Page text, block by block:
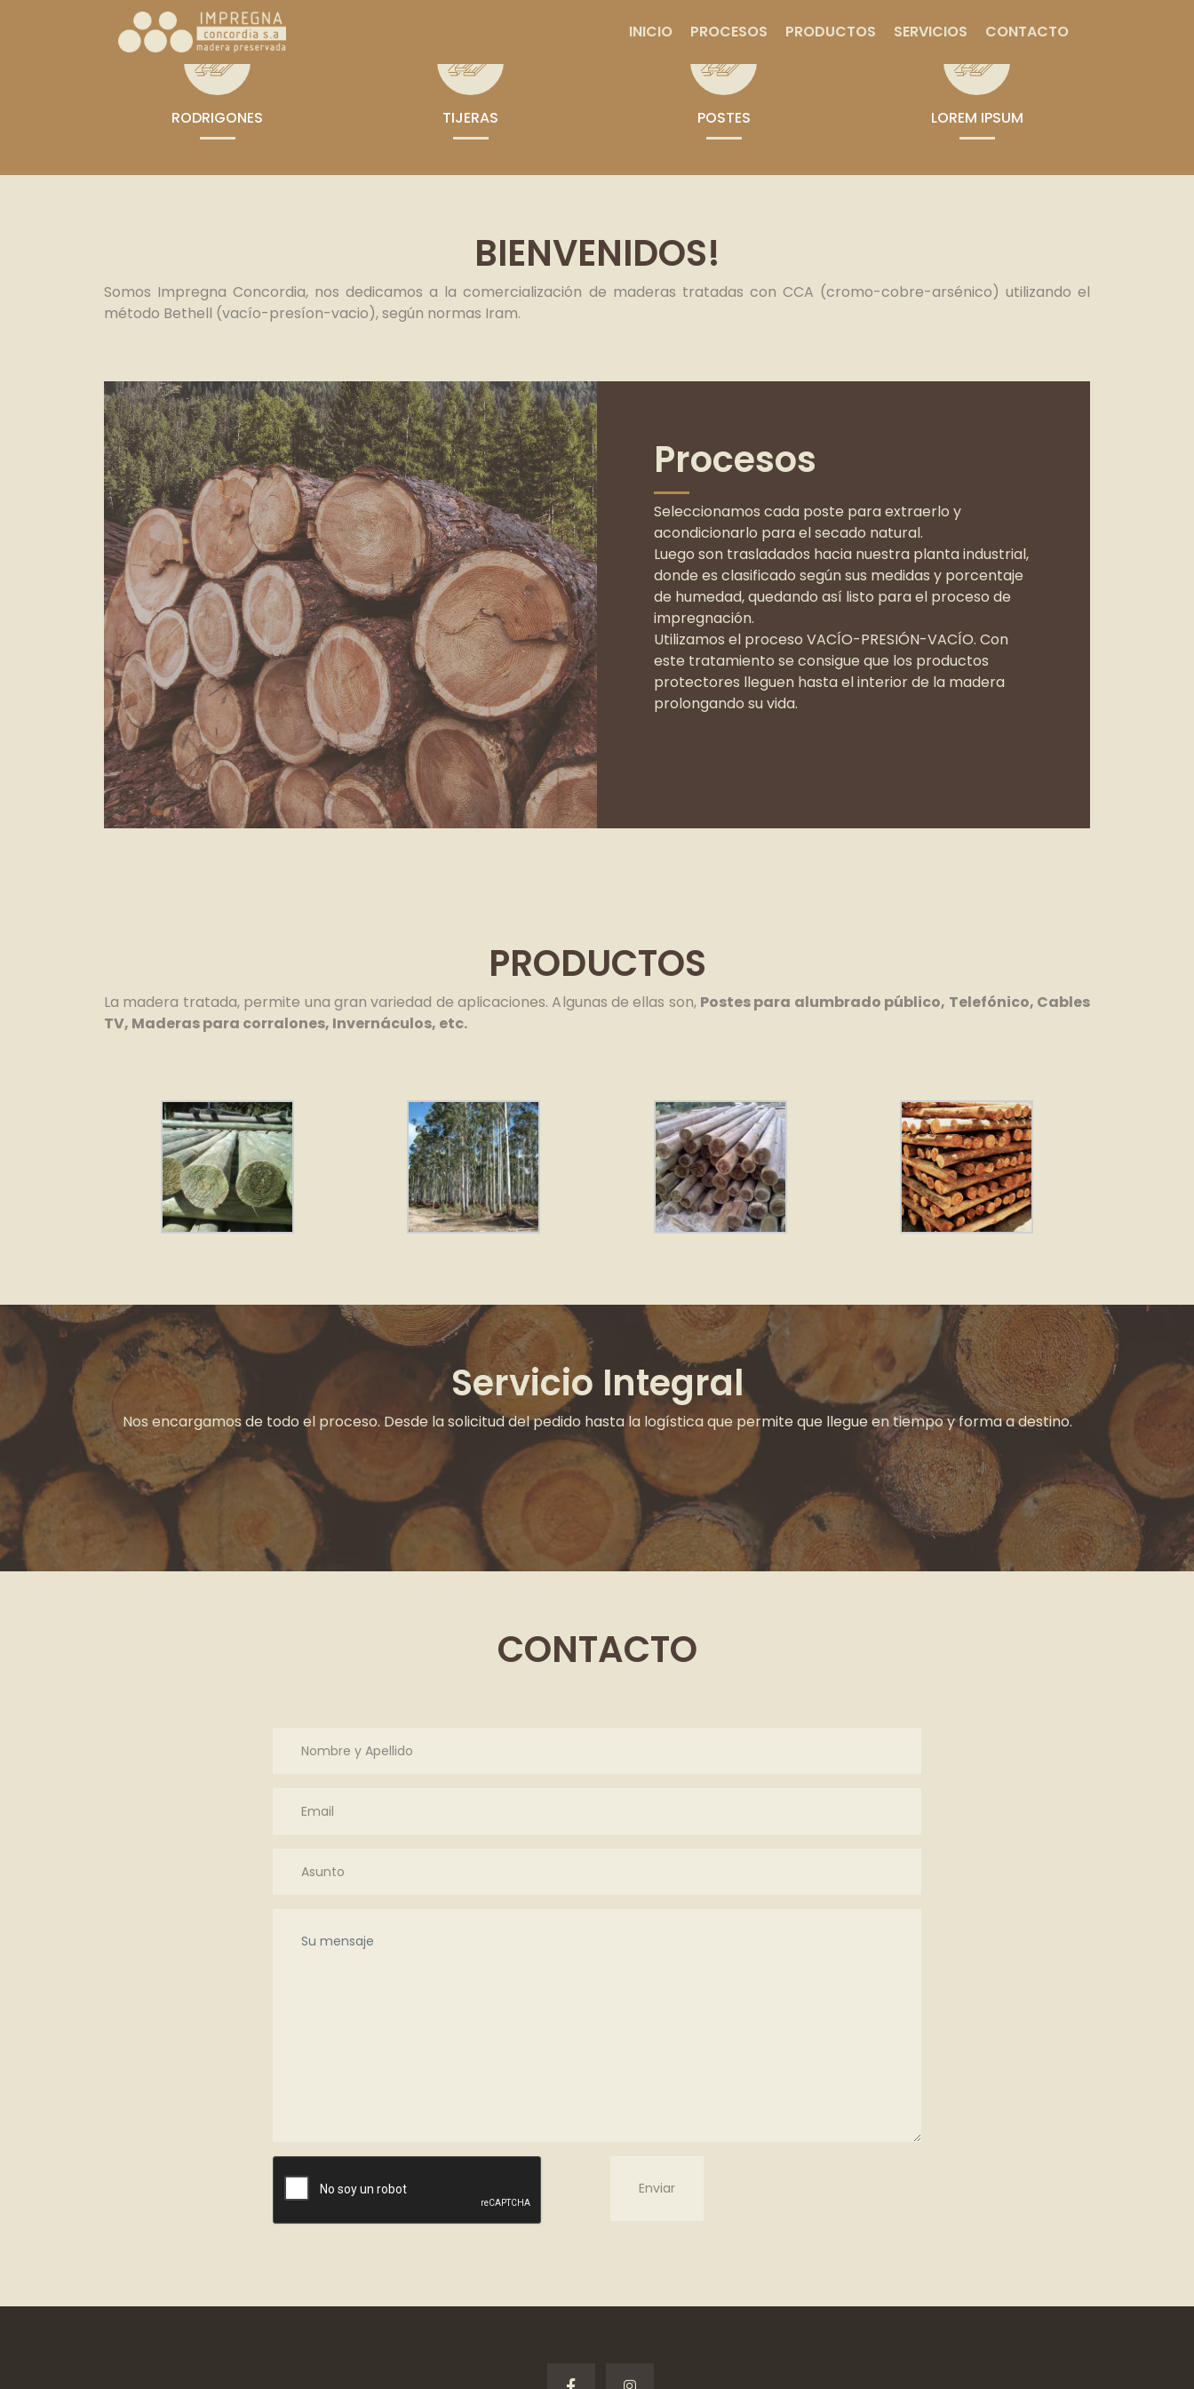
INICIO PROCESOS PRODUCTOS SERVICIOS CONTACTO
RODRIGONES TIJERAS POSTES LOREM IPSUM
BIENVENIDOS!
Somos Impregna Concordia, nos dedicamos a la comercialización de maderas tratadas con CCA (cromo-cobre-arsénico) utilizando el
método Bethell (vacío-presíon-vacio), según normas Iram.
Procesos
Seleccionamos cada poste para extraerlo y
acondicionarlo para el secado natural.
Luego son trasladados hacia nuestra planta industrial,
donde es clasificado según sus medidas y porcentaje
de humedad, quedando así listo para el proceso de
impregnación.
Utilizamos el proceso VACÍO-PRESIÓN-VACÍO. Con
este tratamiento se consigue que los productos
protectores lleguen hasta el interior de la madera
prolongando su vida.
PRODUCTOS
La madera tratada, permite una gran variedad de aplicaciones. Algunas de ellas son, Postes para alumbrado público, Telefónico, Cables
TV, Maderas para corralones, Invernáculos, etc.
Servicio Integral
Nos encargamos de todo el proceso. Desde la solicitud del pedido hasta la logística que permite que llegue en tiempo y forma a destino.
CONTACTO